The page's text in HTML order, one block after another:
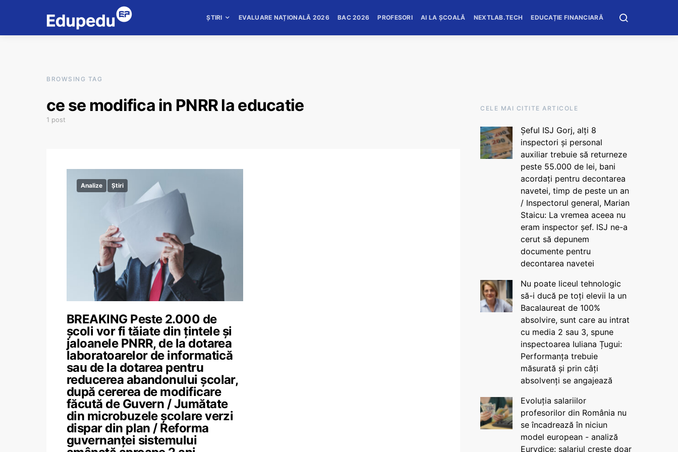
ȘTIRI EVALUARE NAȚIONALĂ 2026 BAC 2026 PROFESORI AI LA ȘCOALĂ NEXTLAB.TECH EDUCAȚIE FINANCIARĂ
BROWSING TAG
ce se modifica in PNRR la educatie
1 post
Analize Știri
BREAKING Peste 2.000 de
școli vor fi tăiate din țintele și
jaloanele PNRR, de la dotarea
laboratoarelor de informatică
sau de la dotarea pentru
reducerea abandonului școlar,
după cererea de modificare
făcută de Guvern / Jumătate
din microbuzele școlare verzi
dispar din plan / Reforma
guvernanței sistemului
CELE MAI CITITE ARTICOLE
Șeful ISJ Gorj, alți 8
inspectori și personal
auxiliar trebuie să returneze
peste 55.000 de lei, bani
acordați pentru decontarea
navetei, timp de peste un an
/ Inspectorul general, Marian
Staicu: La vremea aceea nu
eram inspector șef. ISJ ne-a
cerut să depunem
documente pentru
decontarea navetei
Nu poate liceul tehnologic
să-i ducă pe toți elevii la un
Bacalaureat de 100%
absolvire, sunt care au intrat
cu media 2 sau 3, spune
inspectoarea Iuliana Țugui:
Performanța trebuie
măsurată și prin câți
absolvenți se angajează
Evoluția salariilor
profesorilor din România nu
se încadrează în niciun
model european - analiză
Eurydice: salariul crește doar